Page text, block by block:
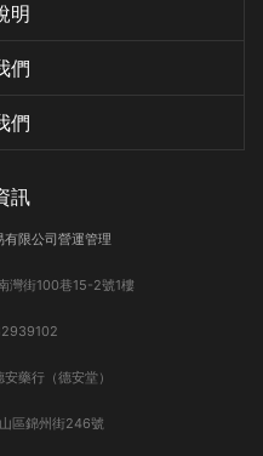
明
們
們
訊
限公司營運管理
灣街100巷15-2號1樓
藥行（德安堂）
區錦州街246號